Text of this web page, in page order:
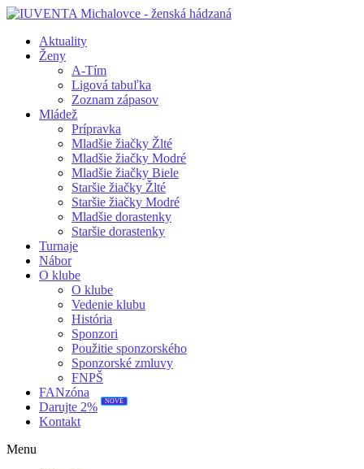
Aktuality
Ženy
A-Tím
Ligová tabuľka
Zoznam zápasov
Mládež
Prípravka
Mladšie žiačky Žlté
Mladšie žiačky Modré
Mladšie žiačky Biele
Staršie žiačky Žlté
Staršie žiačky Modré
Mladšie dorastenky
Staršie dorastenky
Turnaje
Nábor
O klube
O klube
Vedenie klubu
História
Sponzori
Použitie sponzorského
Sponzorské zmluvy
FNPŠ
FANzóna
Darujte 2%
NOVÉ
Kontakt
Menu